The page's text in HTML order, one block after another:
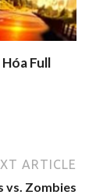
Full
ARTICLE
vs. Zombies